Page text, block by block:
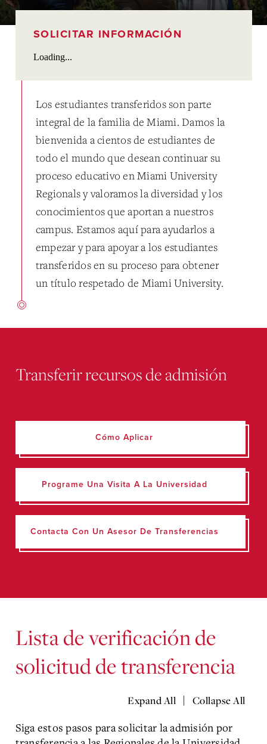
Los estudiantes transferidos son parte
integral de la familia de Miami. Damos la
bienvenida a cientos de estudiantes de
todo el mundo que desean continuar su
proceso educativo en Miami University
Regionals y valoramos la diversidad y los
conocimientos que aportan a nuestros
campus. Estamos aquí para ayudarlos a
empezar y para apoyar a los estudiantes
transferidos en su proceso para obtener
un título respetado de Miami University.
SOLICITAR INFORMACIÓN
Loading...
Transferir recursos de admisión
Cómo Aplicar
Programe Una Visita A La Universidad
Contacta Con Un Asesor De Transferencias
Lista de verificación de
solicitud de transferencia
Expand All | Collapse All
Siga estos pasos para solicitar la admisión por